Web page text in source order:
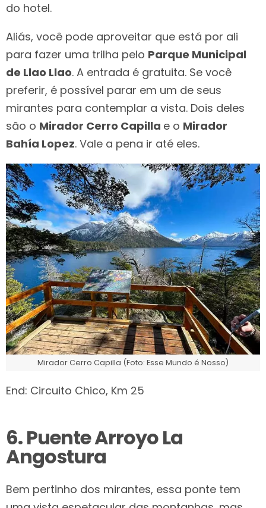
do hotel.
Aliás, você pode aproveitar que está por ali
para fazer uma trilha pelo Parque Municipal
de Llao Llao. A entrada é gratuita. Se você
preferir, é possível parar em um de seus
mirantes para contemplar a vista. Dois deles
são o Mirador Cerro Capilla e o Mirador
Bahía Lopez. Vale a pena ir até eles.
Mirador Cerro Capilla (Foto: Esse Mundo é Nosso)
End: Circuito Chico, Km 25
6. Puente Arroyo La
Angostura
Bem pertinho dos mirantes, essa ponte tem